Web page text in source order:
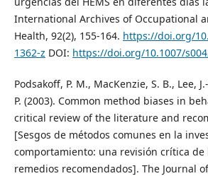
International Archives of Occupational
Health, 92(2), 155-164. https://doi.org/
1362-z DOI: https://doi.org/10.1007/
Podsakoff, P. M., MacKenzie, S. B., Lee,
P. (2003). Common method biases in
critical review of the literature and
[Sesgos de métodos comunes en la
comportamiento: una revisión crítica
remedios recomendados]. The Journal